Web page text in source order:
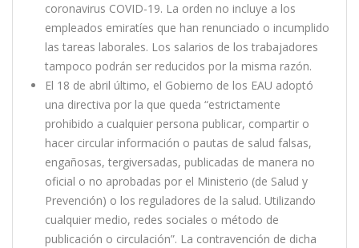
coronavirus COVID-19. La orden no incluye a los
empleados emiratíes que han renunciado o incumplido
las tareas laborales. Los salarios de los trabajadores
tampoco podrán ser reducidos por la misma razón.
El 18 de abril último, el Gobierno de los EAU adoptó
una directiva por la que queda “estrictamente
prohibido a cualquier persona publicar, compartir o
hacer circular información o pautas de salud falsas,
engañosas, tergiversadas, publicadas de manera no
oficial o no aprobadas por el Ministerio (de Salud y
Prevención) o los reguladores de la salud. Utilizando
cualquier medio, redes sociales o método de
publicación o circulación”. La contravención de dicha